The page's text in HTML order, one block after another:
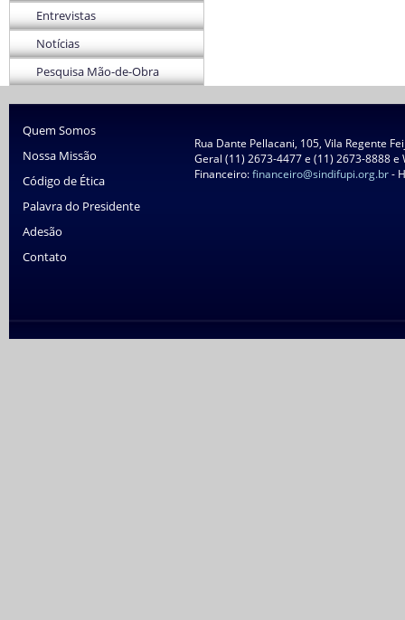
Entrevistas
Notícias
Pesquisa Mão-de-Obra
Quem Somos
Nossa Missão
Código de Ética
Palavra do Presidente
Adesão
Contato
Rua Dante Pellacani, 105, Vila Regente
Geral (11) 2673-4477 e (11) 2673-8888
Financeiro:financeiro@sindifupi.org.br-